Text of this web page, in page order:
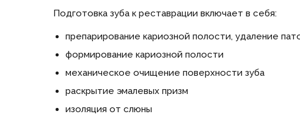
Подготовка зуба к реставрации включает в себя:
препарирование кариозной полости, удаление
формирование кариозной полости
механическое очищение поверхности зуба
раскрытие эмалевых призм
изоляция от слюны